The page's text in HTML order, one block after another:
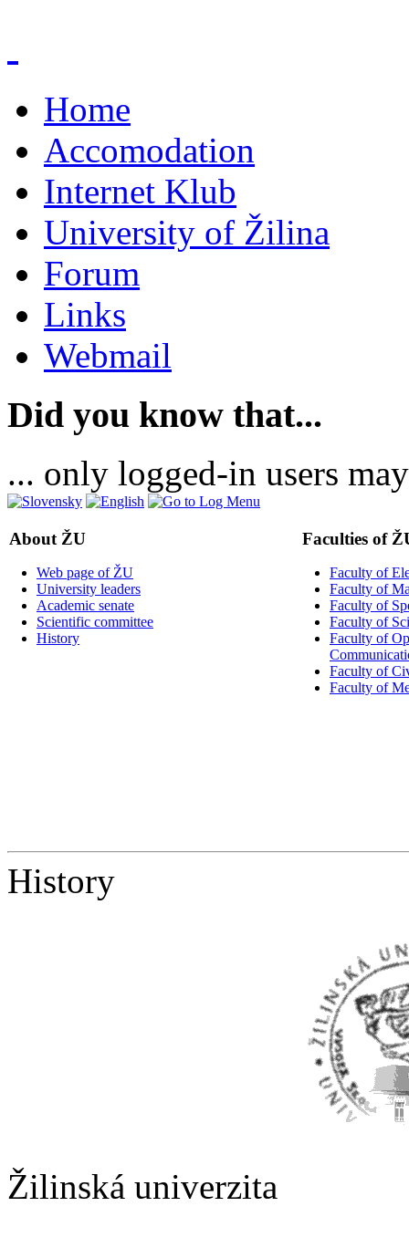
Home
Accomodation
Internet Klub
University of Žilina
Forum
Links
Webmail
Did you know that...
... only logged-in users
About ŽU Faculties of
Web page of ŽU
University leaders
Academic senate
Scientific committee
History
Faculty of
Faculty of
Faculty of
Faculty of
Faculty of
Faculty of
Faculty of
History
Žilinská univerzita